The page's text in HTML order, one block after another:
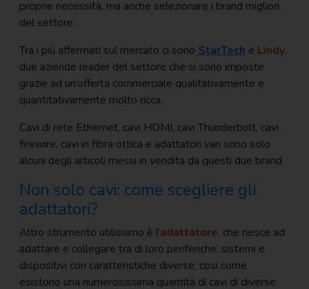
proprie necessità, ma anche selezionare i brand migliori
del settore.
Tra i più affermati sul mercato ci sono StarTech e Lindy,
due aziende leader del settore che si sono imposte
grazie ad un’offerta commerciale qualitativamente e
quantitativamente molto ricca.
Cavi di rete Ethernet, cavi HDMI, cavi Thunderbolt, cavi
firewire, cavi in fibra ottica e adattatori vari sono solo
alcuni degli articoli messi in vendita da questi due brand.
Non solo cavi: come scegliere gli
adattatori?
Altro strumento utilissimo è l’adattatore, che riesce ad
adattare e collegare tra di loro periferiche, sistemi e
dispositivi con caratteristiche diverse; cosi come
esistono una numerosissima quantità di cavi di diverse